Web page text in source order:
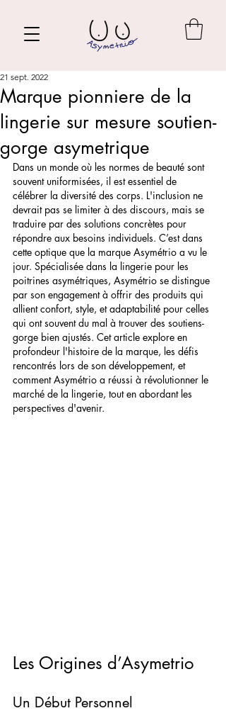
Marque pionniere de la
lingerie sur mesure soutien-
gorge asymetrique
21 sept. 2022
Dans un monde où les normes de beauté sont
souvent uniformisées, il est essentiel de
célébrer la diversité des corps. L'inclusion ne
devrait pas se limiter à des discours, mais se
traduire par des solutions concrètes pour
répondre aux besoins individuels. C’est dans
cette optique que la marque Asymétrio a vu le
jour. Spécialisée dans la lingerie pour les
poitrines asymétriques, Asymétrio se distingue
par son engagement à offrir des produits qui
allient confort, style, et adaptabilité pour celles
qui ont souvent du mal à trouver des soutiens-
gorge bien ajustés. Cet article explore en
profondeur l'histoire de la marque, les défis
rencontrés lors de son développement, et
comment Asymétrio a réussi à révolutionner le
marché de la lingerie, tout en abordant les
perspectives d'avenir.
Les Origines d’Asymetrio
Un Début Personnel